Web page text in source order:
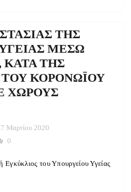
ΤΗΣ
ΜΕΣΩ
ΤΗΣ
ΤΟΥ ΚΟΡΟΝΩΪΟΥ
ΧΩΡΟΥΣ
Μαρτίου 2020
0
Εγκύκλιος του Υπουργείου Υγείας